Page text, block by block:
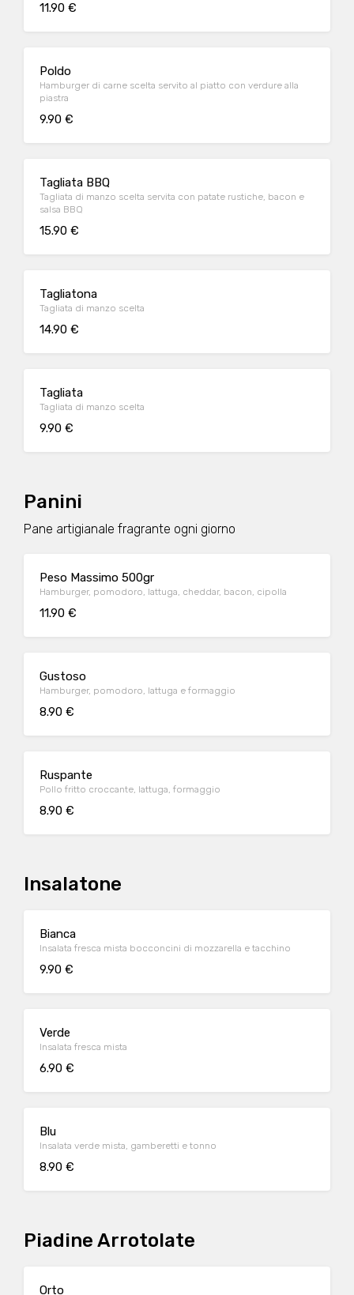
11.90 €
Poldo
Hamburger di carne scelta servito al piatto con verdure alla
piastra
9.90 €
Tagliata BBQ
Tagliata di manzo scelta servita con patate rustiche, bacon e
salsa BBQ
15.90 €
Tagliatona
Tagliata di manzo scelta
14.90 €
Tagliata
Tagliata di manzo scelta
9.90 €
Panini
Pane artigianale fragrante ogni giorno
Peso Massimo 500gr
Hamburger, pomodoro, lattuga, cheddar, bacon, cipolla
11.90 €
Gustoso
Hamburger, pomodoro, lattuga e formaggio
8.90 €
Ruspante
Pollo fritto croccante, lattuga, formaggio
8.90 €
Insalatone
Bianca
Insalata fresca mista bocconcini di mozzarella e tacchino
9.90 €
Verde
Insalata fresca mista
6.90 €
Blu
Insalata verde mista, gamberetti e tonno
8.90 €
Piadine Arrotolate
Orto